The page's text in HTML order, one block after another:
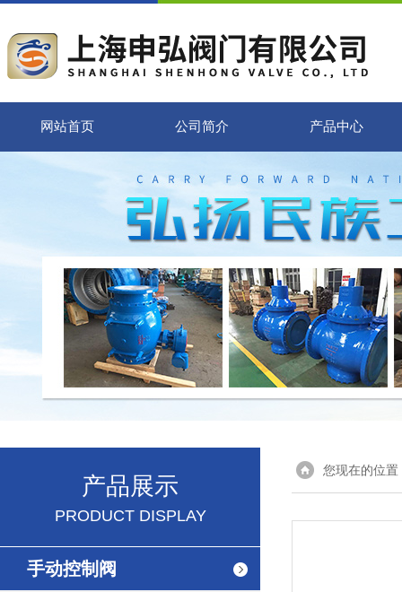
网站首页 公司简介 产品中心
产品展示
PRODUCT DISPLAY
手动控制阀
您现在的位置